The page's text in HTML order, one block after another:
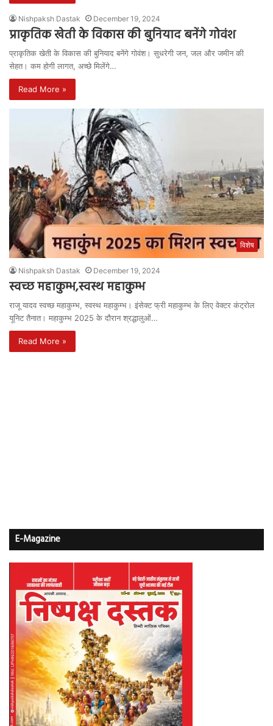
Nishpaksh Dastak December 19, 2024
प्राकृतिक खेती के विकास की बुनियाद बनेंगे गोवंश
प्राकृतिक खेती के विकास की बुनियाद बनेंगे गोवंश। सुधरेगी जन, जल और जमीन की
सेहत। कम होगी लागत, अच्छे मिलेंगे…
Read More »
विशेष
Nishpaksh Dastak December 19, 2024
स्वच्छ महाकुम्भ,स्वस्थ महाकुम्भ
राजू यादव स्वच्छ महाकुम्भ, स्वस्थ महाकुम्भ। इंसेक्ट फ्री महाकुम्भ के लिए वेक्टर कंट्रोल
यूनिट तैनात। महाकुम्भ 2025 के दौरान श्रद्धालुओं…
Read More »
E-Magazine